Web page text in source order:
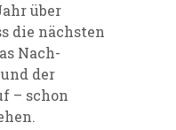
über
die nächsten
Nach-
der
– schon